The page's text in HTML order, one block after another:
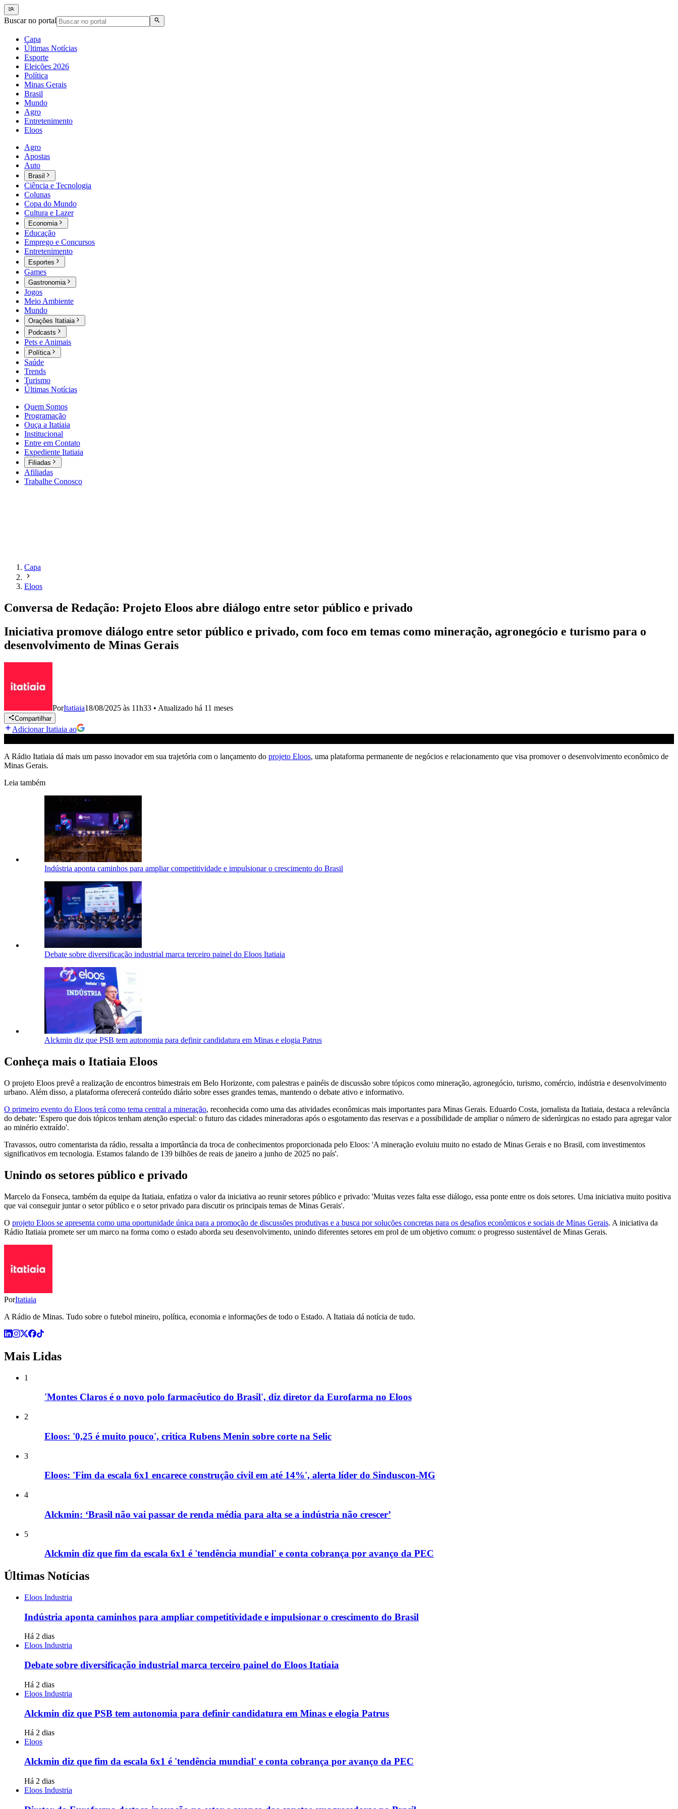
Buscar no portal
Capa
Últimas Notícias
Esporte
Eleições 2026
Política
Minas Gerais
Brasil
Mundo
Agro
Entretenimento
Eloos
Agro
Apostas
Auto
Brasil
Ciência e Tecnologia
Colunas
Copa do Mundo
Cultura e Lazer
Economia
Educação
Emprego e Concursos
Entretenimento
Esportes
Games
Gastronomia
Jogos
Meio Ambiente
Mundo
Orações Itatiaia
Podcasts
Pets e Animais
Política
Saúde
Trends
Turismo
Últimas Notícias
Quem Somos
Programação
Ouça a Itatiaia
Institucional
Entre em Contato
Expediente Itatiaia
Filiadas
Afiliadas
Trabalhe Conosco
Capa
Eloos
Conversa de Redação: Projeto Eloos abre diálogo entre setor público e privado
Iniciativa promove diálogo entre setor público e privado, com foco em temas como mineração, agronegócio e turismo para o
desenvolvimento de Minas Gerais
PorItatiaia18/08/2025 às 11h33 • Atualizado há 11 meses
Compartilhar
Adicionar Itatiaia ao
A Rádio Itatiaia dá mais um passo inovador em sua trajetória com o lançamento do projeto Eloos, uma plataforma permanente de negócios e relacionamento que visa promover o desenvolvimento econômico de
Minas Gerais.
Leia também
Indústria aponta caminhos para ampliar competitividade e impulsionar o crescimento do Brasil
Debate sobre diversificação industrial marca terceiro painel do Eloos Itatiaia
Alckmin diz que PSB tem autonomia para definir candidatura em Minas e elogia Patrus
Conheça mais o Itatiaia Eloos
O projeto Eloos prevê a realização de encontros bimestrais em Belo Horizonte, com palestras e painéis de discussão sobre tópicos como mineração, agronegócio, turismo, comércio, indústria e desenvolvimento
urbano. Além disso, a plataforma oferecerá conteúdo diário sobre esses grandes temas, mantendo o debate ativo e informativo.
O primeiro evento do Eloos terá como tema central a mineração, reconhecida como uma das atividades econômicas mais importantes para Minas Gerais. Eduardo Costa, jornalista da Itatiaia, destaca a relevância
do debate: 'Espero que dois tópicos tenham atenção especial: o futuro das cidades mineradoras após o esgotamento das reservas e a possibilidade de ampliar o número de siderúrgicas no estado para agregar valor
ao minério extraído'.
Travassos, outro comentarista da rádio, ressalta a importância da troca de conhecimentos proporcionada pelo Eloos: 'A mineração evoluiu muito no estado de Minas Gerais e no Brasil, com investimentos
significativos em tecnologia. Estamos falando de 139 bilhões de reais de janeiro a junho de 2025 no país'.
Unindo os setores público e privado
Marcelo da Fonseca, também da equipe da Itatiaia, enfatiza o valor da iniciativa ao reunir setores público e privado: 'Muitas vezes falta esse diálogo, essa ponte entre os dois setores. Uma iniciativa muito positiva
que vai conseguir juntar o setor público e o setor privado para discutir os principais temas de Minas Gerais'.
O projeto Eloos se apresenta como uma oportunidade única para a promoção de discussões produtivas e a busca por soluções concretas para os desafios econômicos e sociais de Minas Gerais. A iniciativa da
Rádio Itatiaia promete ser um marco na forma como o estado aborda seu desenvolvimento, unindo diferentes setores em prol de um objetivo comum: o progresso sustentável de Minas Gerais.
PorItatiaia
A Rádio de Minas. Tudo sobre o futebol mineiro, política, economia e informações de todo o Estado. A Itatiaia dá notícia de tudo.
Mais Lidas
1
'Montes Claros é o novo polo farmacêutico do Brasil', diz diretor da Eurofarma no Eloos
2
Eloos: '0,25 é muito pouco', critica Rubens Menin sobre corte na Selic
3
Eloos: 'Fim da escala 6x1 encarece construção civil em até 14%', alerta líder do Sinduscon-MG
4
Alckmin: ‘Brasil não vai passar de renda média para alta se a indústria não crescer’
5
Alckmin diz que fim da escala 6x1 é 'tendência mundial' e conta cobrança por avanço da PEC
Últimas Notícias
Eloos Industria
Indústria aponta caminhos para ampliar competitividade e impulsionar o crescimento do Brasil
Há 2 dias
Eloos Industria
Debate sobre diversificação industrial marca terceiro painel do Eloos Itatiaia
Há 2 dias
Eloos Industria
Alckmin diz que PSB tem autonomia para definir candidatura em Minas e elogia Patrus
Há 2 dias
Eloos
Alckmin diz que fim da escala 6x1 é 'tendência mundial' e conta cobrança por avanço da PEC
Há 2 dias
Eloos Industria